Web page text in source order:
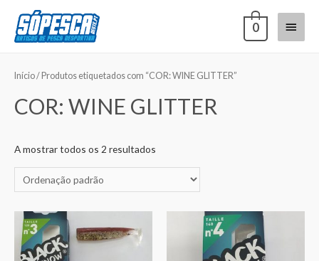
0
Início/ Produtos etiquetados com “COR: WINE GLITTER”
COR: WINE GLITTER
A mostrar todos os 2 resultados